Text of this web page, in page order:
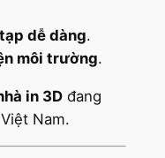
dễ dàng.
môi trường.
in 3Dđang
Nam.